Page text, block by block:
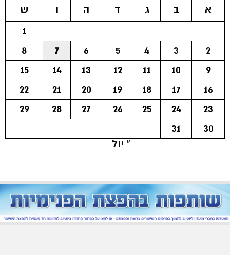
א
ב ג ד ה ו
ש
1
2
3
4
5
6
7
8
9
10
11
12
13
14
15
16
17
18
19
20
21
22
23
24
25
26
27
28
29
30
31
« יול